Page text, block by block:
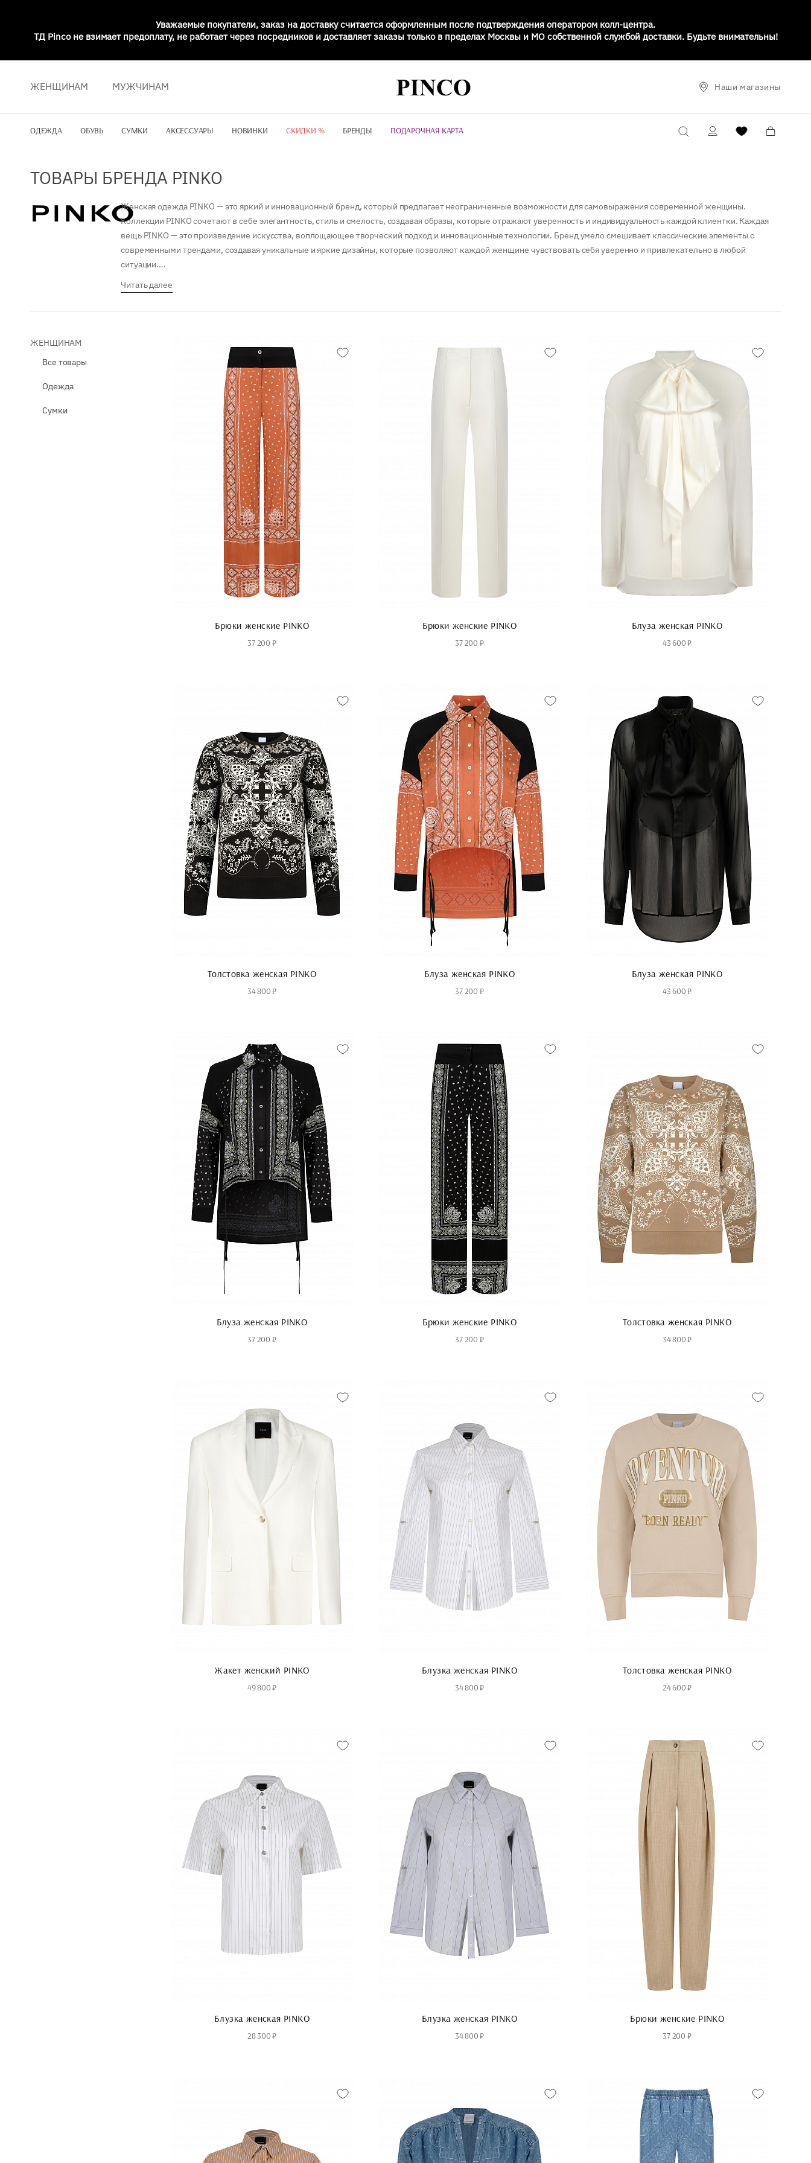
Уважаемые покупатели, заказ на доставку считается оформленным после подтверждения оператором колл-центра.
ТД Pinco не взимает предоплату, не работает через посредников и доставляет заказы только в пределах Москвы и МО собственной службой доставки. Будьте внимательны!
ЖЕНЩИНАМ МУЖЧИНАМ Наши магазины
ОДЕЖДА ОБУВЬ СУМКИ АКСЕССУАРЫ НОВИНКИ СКИДКИ % БРЕНДЫ ПОДАРОЧНАЯ КАРТА
ТОВАРЫ БРЕНДА PINKO
Женская одежда PINKO — это яркий и инновационный бренд, который предлагает неограниченные возможности для самовыражения современной женщины.
Коллекции PINKO сочетают в себе элегантность, стиль и смелость, создавая образы, которые отражают уверенность и индивидуальность каждой клиентки. Каждая
вещь PINKO — это произведение искусства, воплощающее творческий подход и инновационные технологии. Бренд умело смешивает классические элементы с
современными трендами, создавая уникальные и яркие дизайны, которые позволяют каждой женщине чувствовать себя уверенно и привлекательно в любой
ситуации.
В ассортименте PINKO представлены разнообразные актуальные модели: от элегантных платьев и юбок до стильных брюк и топов. Богатый цветовой спектр,
В торговом доме Pinco вы гарантированно покупаете оригинальные модели бренда с доставкой по Москве.
Читать далее
ЖЕНЩИНАМ
Все товары
Одежда
Сумки
Брюки женские PINKO
37 200 ₽
Брюки женские PINKO
37 200 ₽
Блуза женская PINKO
43 600 ₽
Толстовка женская PINKO
34 800 ₽
Блуза женская PINKO
37 200 ₽
Блуза женская PINKO
43 600 ₽
Блуза женская PINKO
37 200 ₽
Брюки женские PINKO
37 200 ₽
Толстовка женская PINKO
34 800 ₽
Жакет женский PINKO
49 800 ₽
Блузка женская PINKO
34 800 ₽
Толстовка женская PINKO
24 600 ₽
Блузка женская PINKO
28 300 ₽
Блузка женская PINKO
34 800 ₽
Брюки женские PINKO
37 200 ₽